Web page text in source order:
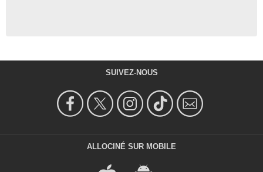
SUIVEZ-NOUS
ALLOCINÉ SUR MOBILE